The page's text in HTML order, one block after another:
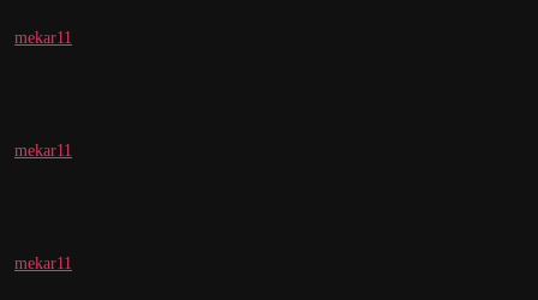
mekar11
mekar11
mekar11